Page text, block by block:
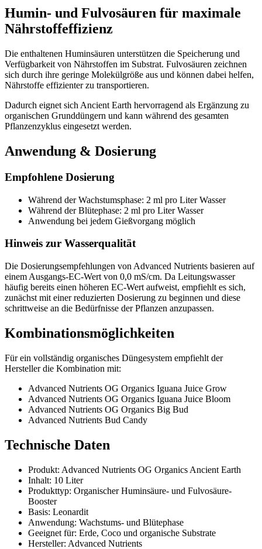
Humin- und Fulvosäuren für maximale
Nährstoffeffizienz
Die enthaltenen Huminsäuren unterstützen die Speicherung und
Verfügbarkeit von Nährstoffen im Substrat. Fulvosäuren zeichnen
sich durch ihre geringe Molekülgröße aus und können dabei helfen,
Nährstoffe effizienter zu transportieren.
Dadurch eignet sich Ancient Earth hervorragend als Ergänzung zu
organischen Grunddüngern und kann während des gesamten
Pflanzenzyklus eingesetzt werden.
Anwendung & Dosierung
Empfohlene Dosierung
Während der Wachstumsphase: 2 ml pro Liter Wasser
Während der Blütephase: 2 ml pro Liter Wasser
Anwendung bei jedem Gießvorgang möglich
Hinweis zur Wasserqualität
Die Dosierungsempfehlungen von Advanced Nutrients basieren auf
einem Ausgangs-EC-Wert von 0,0 mS/cm. Da Leitungswasser
häufig bereits einen höheren EC-Wert aufweist, empfiehlt es sich,
zunächst mit einer reduzierten Dosierung zu beginnen und diese
schrittweise an die Bedürfnisse der Pflanzen anzupassen.
Kombinationsmöglichkeiten
Für ein vollständig organisches Düngesystem empfiehlt der
Hersteller die Kombination mit:
Advanced Nutrients OG Organics Iguana Juice Grow
Advanced Nutrients OG Organics Iguana Juice Bloom
Advanced Nutrients OG Organics Big Bud
Advanced Nutrients Bud Candy
Technische Daten
Produkt: Advanced Nutrients OG Organics Ancient Earth
Inhalt: 10 Liter
Produkttyp: Organischer Huminsäure- und Fulvosäure-
Booster
Basis: Leonardit
Anwendung: Wachstums- und Blütephase
Geeignet für: Erde, Coco und organische Substrate
Hersteller: Advanced Nutrients